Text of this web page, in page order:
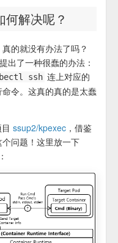
解决呢？
的就没有办法了吗？
出了一种很蠢的办法：
ssh 连上对应的
令。这真的真的是太蠢
ssup2/kpexec ，借鉴
问题！这里放一下